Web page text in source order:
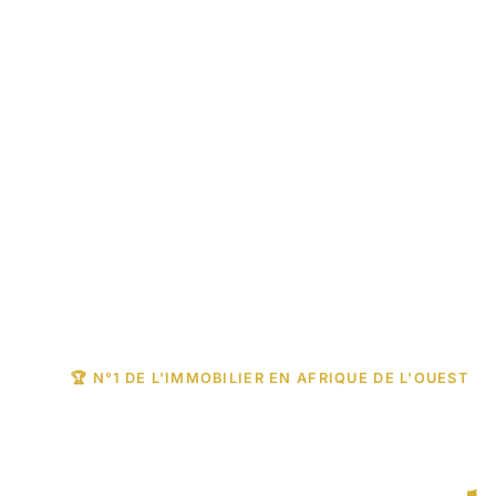
🏆 N°1 DE L'IMMOBILIER EN AFRIQUE DE L'OUEST